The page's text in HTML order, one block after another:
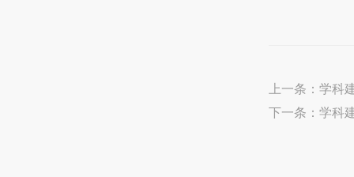
上一条： 学科
下一条： 学科